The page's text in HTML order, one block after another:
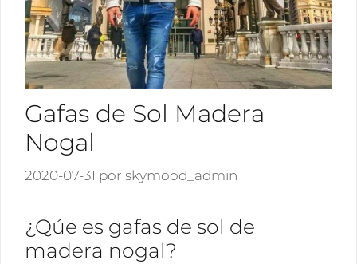
Gafas de Sol Madera
Nogal
2020-07-31 por skymood_admin
¿Qúe es gafas de sol de
madera nogal?